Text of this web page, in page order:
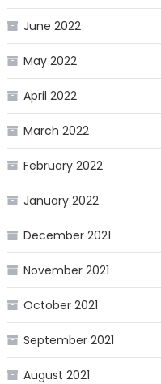
June 2022
May 2022
April 2022
March 2022
February 2022
January 2022
December 2021
November 2021
October 2021
September 2021
August 2021